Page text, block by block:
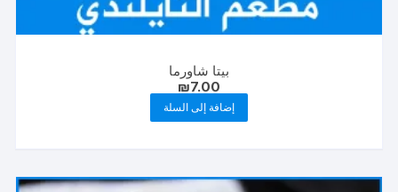
بيتا شاورما
₪7.00
إضافة إلى السلة